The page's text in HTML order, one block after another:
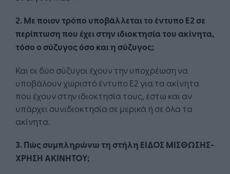
2. Με ποιον τρόπο υποβάλλεται το έντυπο Ε2 σε
περίπτωση που έχει στην ιδιοκτησία του ακίνητα,
τόσο ο σύζυγος όσο και η σύζυγος;
Και οι δύο σύζυγοι έχουν την υποχρέωση να
υποβάλουν χωριστό έντυπο Ε2 για τα ακίνητα
που έχουν στην ιδιοκτησία τους, έστω και αν
υπάρχει συνιδιοκτησία σε μερικά ή σε όλα τα
ακίνητα.
3. Πώς συμπληρώνω τη στήλη ΕΙΔΟΣ ΜΙΣΘΩΣΗΣ-
ΧΡΗΣΗ ΑΚΙΝΗΤΟΥ;